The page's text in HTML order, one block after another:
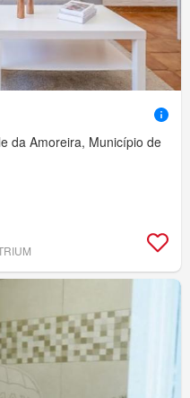
da Amoreira, Município de